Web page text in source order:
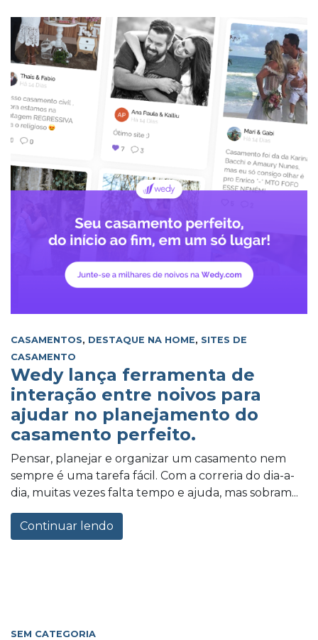
CASAMENTOS, DESTAQUE NA HOME, SITES DE
CASAMENTO
Wedy lança ferramenta de
interação entre noivos para
ajudar no planejamento do
casamento perfeito.
Pensar, planejar e organizar um casamento nem
sempre é uma tarefa fácil. Com a correria do dia-a-
dia, muitas vezes falta tempo e ajuda, mas sobram...
Continuar lendo
SEM CATEGORIA